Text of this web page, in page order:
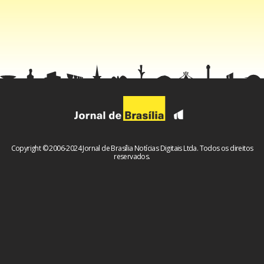
estrada bloqueada após esgotar todas vias de negociação,
Copyright © 2006-2024 Jornal de Brasília Notícias Digitais Ltda. Todos os direitos
reservados.